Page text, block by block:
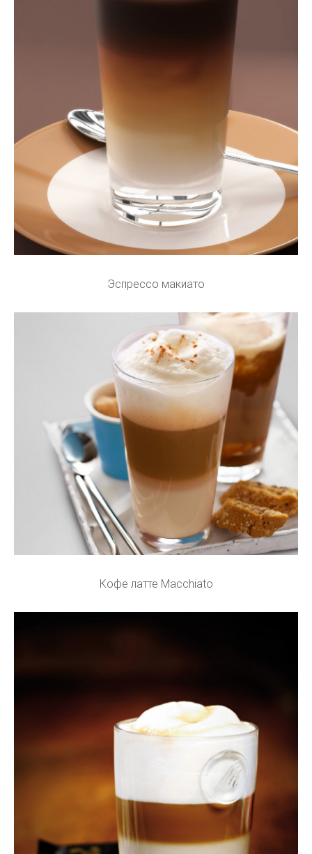
Эспрессо макиато
Кофе латте Macchiato